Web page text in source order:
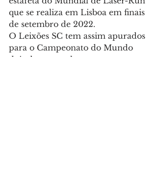
que se realiza em Lisboa em finais
de setembro de 2022.
O Leixões SC tem assim apurados
para o Campeonato do Mundo
dois dos seus atletas.